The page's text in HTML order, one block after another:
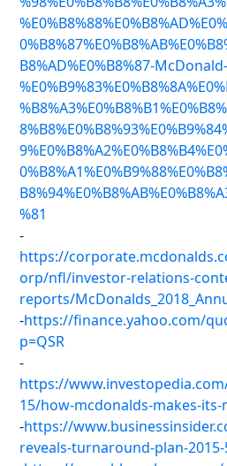
B8%AD%E0%B8%87-McDonald-
%81
-
https://
orp/nfl/investor-relations-
reports/
-https://finance.yahoo.com/
p=QSR
-
https://
15/how-mcdonalds-makes-its-
-https://
reveals-turnaround-plan-